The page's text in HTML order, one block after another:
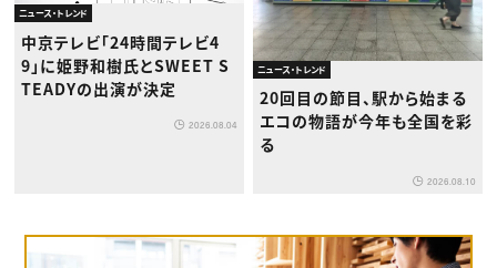
ニュース・トレンド
中京テレビ「24時間テレビ4
9」に姫野和樹氏とSWEET S
TEADYの出演が決定
2026.08.04
ニュース・トレンド
20回目の節目、駅から始まる
エコの物語が今年も全国を彩
る
2026.08.10